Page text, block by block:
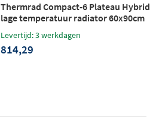
Thermrad Compact-6 Plateau Hybrid
lage temperatuur radiator 60x90cm
Levertijd: 3 werkdagen
814,29